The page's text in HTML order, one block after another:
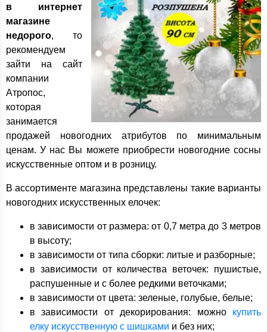
в интернет
магазине
недорого, то
рекомендуем
зайти на сайт
компании
Атропос,
которая
занимается
продажей новогодних атрибутов по минимальным
ценам. У нас Вы можете приобрести новогодние сосны
искусственные оптом и в розницу.
В ассортименте магазина представлены такие варианты
новогодних искусственных елочек:
в зависимости от размера: от 0,7 метра до 3 метров
в высоту;
в зависимости от типа сборки: литые и разборные;
в зависимости от количества веточек: пушистые,
распушенные и с более редкими веточками;
в зависимости от цвета: зеленые, голубые, белые;
в зависимости от декорирования: можно купить
елку искусственную с шишками и без них;